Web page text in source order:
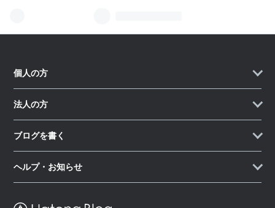
個人の方
法人の方
ブログを書く
ヘルプ・お知らせ